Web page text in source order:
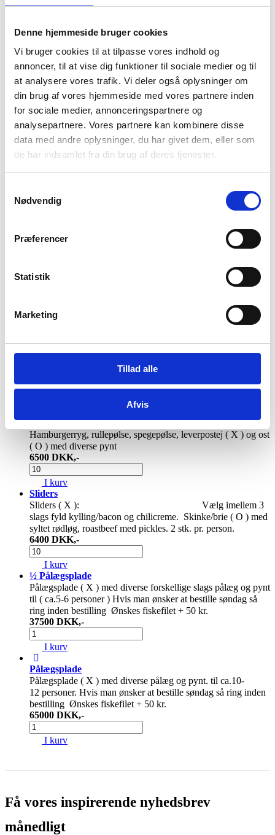
Denne hjemmeside bruger cookies
Vi bruger cookies til at tilpasse vores indhold og
annoncer, til at vise dig funktioner til sociale medier og til
at analysere vores trafik. Vi deler også oplysninger om
din brug af vores hjemmeside med vores partnere inden
for sociale medier, annonceringspartnere og
analysepartnere. Vores partnere kan kombinere disse
data med andre oplysninger, du har givet dem, eller som
de har indsamlet fra din brug af deres tjenester.
Nødvendig
Præferencer
Statistik
Marketing
Tillad alle
Afvis
remoulade, ristet løg ( X ), rå løg samt agurkesalat.
DKK,-
I kurv
Flødelegeret aspargessuppe
Flødelegeret aspargessuppe serveres med kødboller og
hjemmebagt flutes( X+O ).
5000DKK,-
I kurv
Klar hønsekødssuppe
5000DKK,-
I kurv
50
Cremet karrysuppe med kylling, urter, ris og hjemmebagt
Biksemad
Hertil rødbeder, smør ( O ), rugbrød ( X ) og lav selv spejlæg
I kurv
Pålægsbord med hjemmebagt møllehjul og rugbrød
Pålægsbord med hjemmebagt møllehjul ( X ) og rugbrød ( X )
Hamburgerryg, rullepølse, spegepølse, leverpostej ( X ) og ost
( O ) med diverse pynt
6500 DKK,-
I kurv
Sliders
Sliders ( X ): Vælg imellem 3
slags fyld kylling/bacon og chilicreme. Skinke/brie ( O ) med
syltet rødløg, roastbeef med pickles. 2 stk. pr. person.
6400 DKK,-
I kurv
½ Pålægsplade
Pålægsplade ( X ) med diverse forskellige slags pålæg og pynt
til ( ca.5-6 personer ) Hvis man ønsker at bestille søndag så
ring inden bestilling Ønskes fiskefilet + 50 kr.
37500 DKK,-
I kurv
Pålægsplade
Pålægsplade ( X ) med diverse pålæg og pynt. til ca.10-
12 personer. Hvis man ønsker at bestille søndag så ring inden
bestilling Ønskes fiskefilet + 50 kr.
65000 DKK,-
I kurv
Få vores inspirerende nyhedsbrev
månedligt